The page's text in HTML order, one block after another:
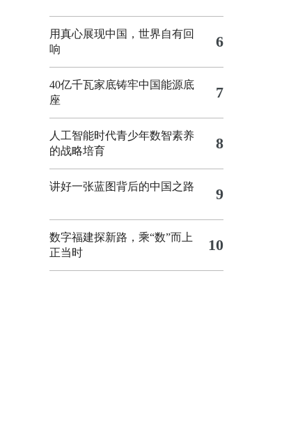
用真心展现中国，世界自有回
响
6
40亿千瓦家底铸牢中国能源底
座
7
人工智能时代青少年数智素养
的战略培育
8
讲好一张蓝图背后的中国之路 9
数字福建探新路，乘“数”而上
正当时
10